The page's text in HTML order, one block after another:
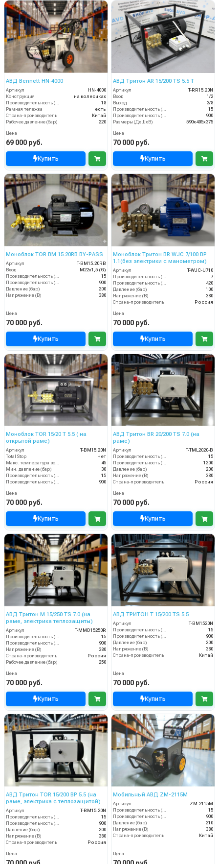
АВД Bennett HN‑4000
Артикул
HN‑4000
Конструкция
на колесиках
18
Рамная тележка
есть
Страна-производитель
Китай
Рабочее давление (бар)
220
Цена
69 000 руб.
Купить
АВД Тритон AR 15/200 TS 5.5 T
Артикул
T-RR15.20N
Вход
1/2
Выход
3/8
15
900
Размеры (ДхШхВ)
590х405х375
Цена
70 000 руб.
Купить
Моноблок TOR BM 15.20RB BY-PASS
Артикул
T-BM15.20RB
Вход
M22х1,5 (G)
15
900
Давление (бар)
200
Напряжение (В)
380
Цена
70 000 руб.
Купить
Моноблок Тритон BR WJC 7/100 BP
1.1(без электрики с манометром)
Артикул
T-WJC-U710
7
420
Давление (бар)
100
Напряжение (В)
380
Страна-производитель
Россия
Цена
70 000 руб.
Купить
Моноблок TOR 15/20 T 5.5 ( на
открытой раме)
Артикул
T-BM15.20N
Total Stop
Нет
Макс. температура воды (°C)
45
Мин. давление (бар)
30
Производительность (л/мин)
15
Производительность (л/ч)
900
Цена
70 000 руб.
Купить
АВД Тритон BR 20/200 TS 7.0 (на
раме)
Артикул
T-TML2020-B
Производительность (л/мин)
15
Производительность (л/ч)
1200
Давление (бар)
200
Напряжение (В)
380
Страна-производитель
Россия
Цена
70 000 руб.
Купить
АВД Тритон M 15/250 TS 7.0 (на
раме, электрика теплозащиты)
Артикул
T-MMD15250R
15
900
Напряжение (В)
380
Страна-производитель
Россия
Рабочее давление (бар)
250
Цена
70 000 руб.
Купить
АВД ТРИТОН T 15/200 TS 5.5
Артикул
T-BM1520N
15
900
Давление (бар)
200
Напряжение (В)
380
Страна-производитель
Китай
Цена
70 000 руб.
Купить
АВД Тритон TOR 15/200 ВР 5.5 (на
раме, электрика с теплозащитой)
Артикул
T-BM15.20N
15
900
Давление (бар)
200
Напряжение (В)
380
Страна-производитель
Россия
Цена
Мобильный АВД ZM-2115М
Артикул
ZM-2115М
15
900
Давление (бар)
210
Напряжение (В)
380
Страна-производитель
Китай
Цена